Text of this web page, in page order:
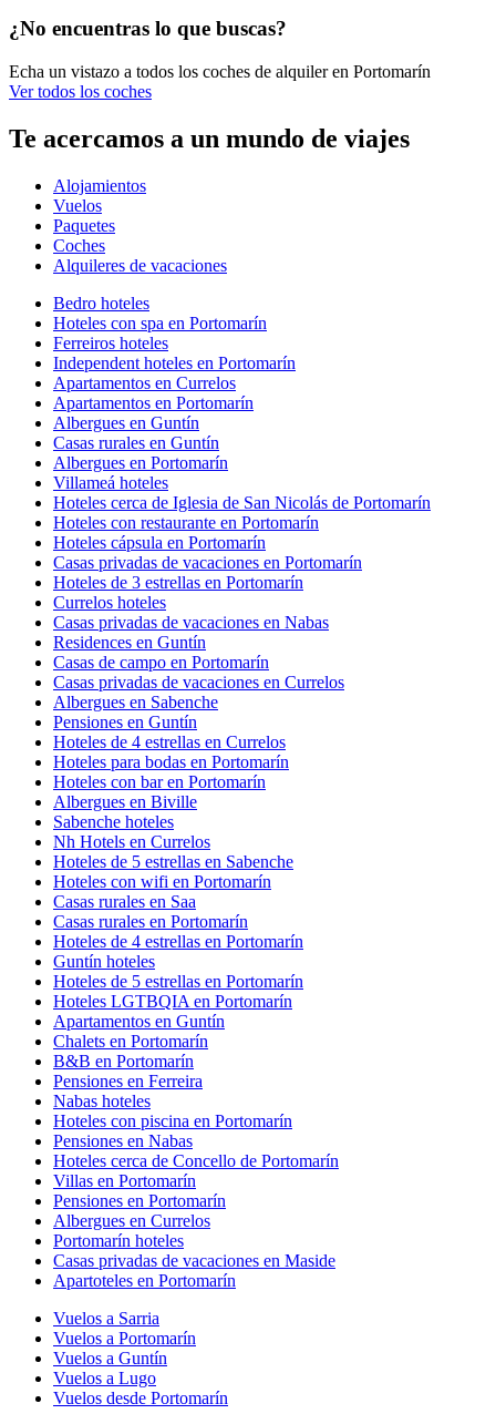
¿No encuentras lo que buscas?
Echa un vistazo a todos los coches de alquiler en Portomarín
Ver todos los coches
Te acercamos a un mundo de viajes
Alojamientos
Vuelos
Paquetes
Coches
Alquileres de vacaciones
Bedro hoteles
Hoteles con spa en Portomarín
Ferreiros hoteles
Independent hoteles en Portomarín
Apartamentos en Currelos
Apartamentos en Portomarín
Albergues en Guntín
Casas rurales en Guntín
Albergues en Portomarín
Villameá hoteles
Hoteles cerca de Iglesia de San Nicolás de Portomarín
Hoteles con restaurante en Portomarín
Hoteles cápsula en Portomarín
Casas privadas de vacaciones en Portomarín
Hoteles de 3 estrellas en Portomarín
Currelos hoteles
Casas privadas de vacaciones en Nabas
Residences en Guntín
Casas de campo en Portomarín
Casas privadas de vacaciones en Currelos
Albergues en Sabenche
Pensiones en Guntín
Hoteles de 4 estrellas en Currelos
Hoteles para bodas en Portomarín
Hoteles con bar en Portomarín
Albergues en Biville
Sabenche hoteles
Nh Hotels en Currelos
Hoteles de 5 estrellas en Sabenche
Hoteles con wifi en Portomarín
Casas rurales en Saa
Casas rurales en Portomarín
Hoteles de 4 estrellas en Portomarín
Guntín hoteles
Hoteles de 5 estrellas en Portomarín
Hoteles LGTBQIA en Portomarín
Apartamentos en Guntín
Chalets en Portomarín
B&B en Portomarín
Pensiones en Ferreira
Nabas hoteles
Hoteles con piscina en Portomarín
Pensiones en Nabas
Hoteles cerca de Concello de Portomarín
Villas en Portomarín
Pensiones en Portomarín
Albergues en Currelos
Portomarín hoteles
Casas privadas de vacaciones en Maside
Apartoteles en Portomarín
Vuelos a Sarria
Vuelos a Portomarín
Vuelos a Guntín
Vuelos a Lugo
Vuelos desde Portomarín